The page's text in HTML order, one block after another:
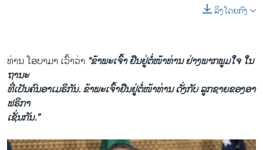
ລິງໂດຍກົງ
ທ່ານ ​ໂອ​ບາ​ມາ ​ເວົ້າວ່າ “ຂ້າພະ​ເຈົ້າ ຢືນ​ຢູ່​ຕໍ່ໜ້າ​ທ່ານ ຢ່າງພາກພູມ​ໃຈ ໃນ
ຖານະ
ທີ່ເປັນ​ຄົນ​ອາ​ເມຣິກັນ. ຂ້າ​ພະ​ເຈົ້າຢືນ​ຢູ່​ຕໍ່​ໜ້າ​ທ່ານ ດັ່ງ​ກັບ ລູກ​ຊາຍ​ຂອງ​ອາ​
ຟຣິກາ
​ເຊັ່ນ​ກັນ.”